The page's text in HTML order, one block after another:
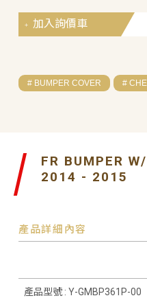
加入詢價車
# BUMPER COVER #
FR BUMPER
2014 - 2015
產品詳細內容
產品型號 : Y-GMBP361P-00